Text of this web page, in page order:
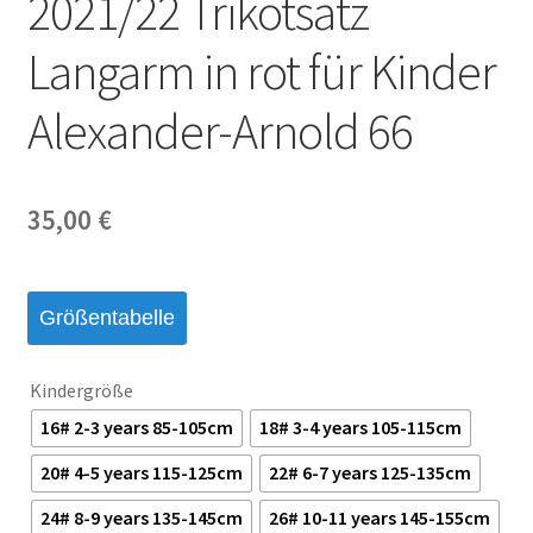
Startseite – English
Warenkorb
Langarm in rot für Kinder
Alexander-Arnold 66
35,00 €
Größentabelle
Kindergröße
16# 2-3 years 85-105cm
18# 3-4 years 105-115cm
20# 4-5 years 115-125cm
22# 6-7 years 125-135cm
24# 8-9 years 135-145cm
26# 10-11 years 145-155cm